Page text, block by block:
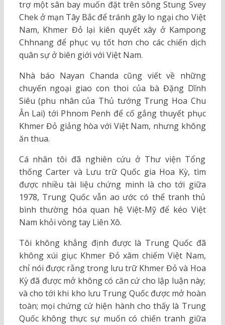
trợ một sân bay muốn đặt trên sông Stung Svey
Chek ở mạn Tây Bắc để tránh gây lo ngại cho Việt
Nam, Khmer Đỏ lại kiên quyết xây ở Kampong
Chhnang để phục vụ tốt hơn cho các chiến dịch
quân sự ở biên giới với Việt Nam.
Nhà báo Nayan Chanda cũng viết về những
chuyến ngoại giao con thoi của bà Đặng Dĩnh
Siêu (phu nhân của Thủ tướng Trung Hoa Chu
Ân Lai) tới Phnom Penh để cố gắng thuyết phục
Khmer Đỏ giảng hòa với Việt Nam, nhưng không
ăn thua.
Cá nhân tôi đã nghiên cứu ở Thư viện Tổng
thống Carter và Lưu trữ Quốc gia Hoa Kỳ, tìm
được nhiều tài liệu chứng minh là cho tới giữa
1978, Trung Quốc vẫn ao ước có thể tranh thủ
bình thường hóa quan hệ Việt-Mỹ để kéo Việt
Nam khỏi vòng tay Liên Xô.
Tôi không khẳng định được là Trung Quốc đã
không xúi giục Khmer Đỏ xâm chiếm Việt Nam,
chỉ nói được rằng trong lưu trữ Khmer Đỏ và Hoa
Kỳ đã được mở không có căn cứ cho lập luận này;
và cho tới khi kho lưu Trung Quốc được mở hoàn
toàn; mọi chứng cứ hiện hành cho thấy là Trung
Quốc không thực sự muốn có chiến tranh giữa